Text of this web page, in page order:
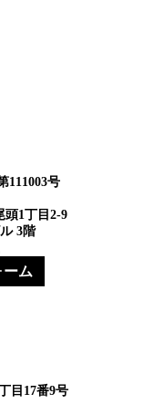
111003号
頭1丁目2-9
3階
ーム
目17番9号